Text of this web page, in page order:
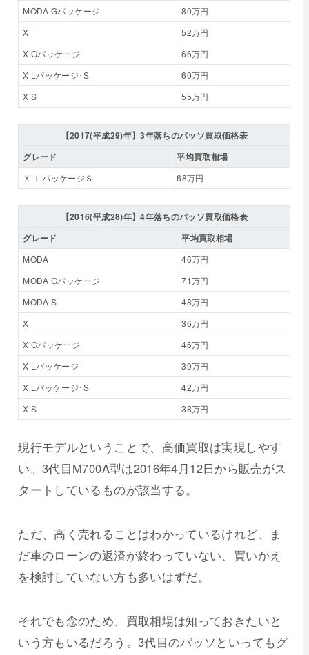
MODA Gパッケージ
80万円
X
52万円
X Gパッケージ
66万円
X Lパッケージ･S
60万円
X S
55万円
【2017(平成29)年】3年落ちのパッソ買取価格表
グレード
平均買取相場
Ｘ ＬパッケージＳ 68万円
【2016(平成28)年】4年落ちのパッソ買取価格表
グレード
平均買取相場
MODA
46万円
MODA Gパッケージ
71万円
MODA S
48万円
X
36万円
X Gパッケージ
46万円
X Lパッケージ
39万円
X Lパッケージ･S
42万円
X S
38万円
現行モデルということで、高価買取は実現しやす
い。3代目M700A型は2016年4月12日から販売がス
タートしているものが該当する。
ただ、高く売れることはわかっているけれど、ま
だ車のローンの返済が終わっていない、買いかえ
を検討していない方も多いはずだ。
それでも念のため、買取相場は知っておきたいと
いう方もいるだろう。3代目のパッソといってもグ